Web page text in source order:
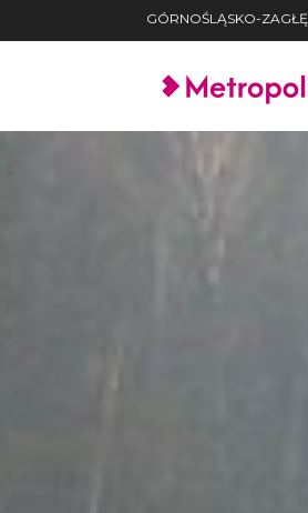
GÓRNOŚLĄSKO-